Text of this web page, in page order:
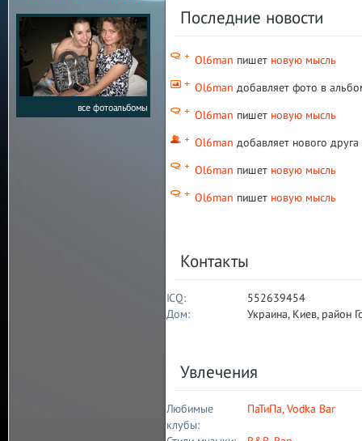
все фотоальбомы
Последние новости
Ol6man пишет новую мысль
Ol6man добавляет фото в
Ol6man пишет новую мысль
Ol6man добавляет нового
Ol6man пишет новую мысль
Ol6man пишет новую мысль
Контакты
ICQ:
552639454
Дом:
Украина, Киев, район
Увлечения
Любимые
клубы:
ПаТиПа,Vodka Bar